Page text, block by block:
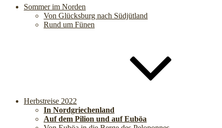
Sommer im Norden
Von Glücksburg nach Südjütland
Rund um Fünen
Herbstreise 2022
In Nordgriechenland
Auf dem Pilion und auf Euböa